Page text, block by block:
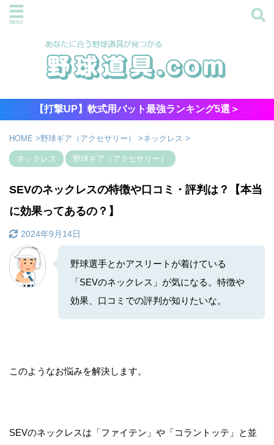
【打撃UP】軟式用バット最強ランキング5選＞
HOME >野球ギア（アクセサリー） >ネックレス >
ネックレス 野球ギア（アクセサリー）
SEVのネックレスの特徴や口コミ・評判は？【本当
に効果ってあるの？】
2024年9月14日
野球選手とかアスリートが着けている
「SEVのネックレス」が気になる。特徴や
効果、口コミでの評判が知りたいな。
このようなお悩みを解決します。
SEVのネックレスは「ファイテン」や「コラントッテ」と並